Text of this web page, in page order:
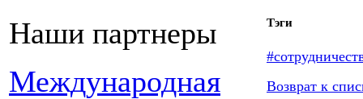
Наши партнеры
Международная
Тэги
Возврат к